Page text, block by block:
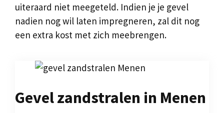
uiteraard niet meegeteld. Indien je je gevel
nadien nog wil laten impregneren, zal dit nog
een extra kost met zich meebrengen.
Gevel zandstralen in Menen